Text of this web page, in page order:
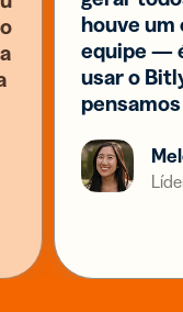
houve um
equipe —
usar o